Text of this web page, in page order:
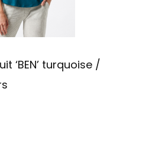
‘BEN’ turquoise /